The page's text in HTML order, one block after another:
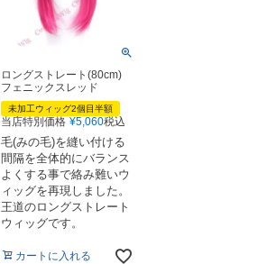
ロングストレート(80cm)
フェニックスレッド
未加工ウィッグ2個目半額
当店特別価格 ¥5,060税込
毛(みの毛)を縫い付ける
間隔を全体的にバランス
よくする事で絡み難いウ
ィッグを再現しました。
王道のロングストレート
ウィッグです。
カートに入れる